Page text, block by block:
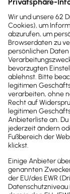
2026